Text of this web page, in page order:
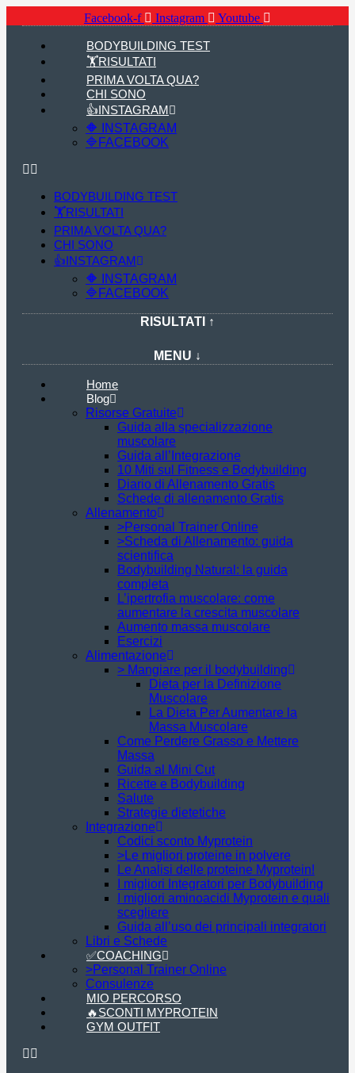
Facebook-f Instagram Youtube
BODYBUILDING TEST
🏋RISULTATI
PRIMA VOLTA QUA?
CHI SONO
👍INSTAGRAM
🔶 INSTAGRAM
🔷FACEBOOK
BODYBUILDING TEST
🏋RISULTATI
PRIMA VOLTA QUA?
CHI SONO
👍INSTAGRAM
🔶 INSTAGRAM
🔷FACEBOOK
RISULTATI ↑
MENU ↓
Home
Blog
Risorse Gratuite
Guida alla specializzazione
muscolare
Guida all’Integrazione
10 Miti sul Fitness e Bodybuilding
Diario di Allenamento Gratis
Schede di allenamento Gratis
Allenamento
>Personal Trainer Online
>Scheda di Allenamento: guida
scientifica
Bodybuilding Natural: la guida
completa
L’ipertrofia muscolare: come
aumentare la crescita muscolare
Aumento massa muscolare
Esercizi
Alimentazione
> Mangiare per il bodybuilding
Dieta per la Definizione
Muscolare
La Dieta Per Aumentare la
Massa Muscolare
Come Perdere Grasso e Mettere
Massa
Guida al Mini Cut
Ricette e Bodybuilding
Salute
Strategie dietetiche
Integrazione
Codici sconto Myprotein
>Le migliori proteine in polvere
Le Analisi delle proteine Myprotein!
I migliori Integratori per Bodybuilding
I migliori aminoacidi Myprotein e quali
scegliere
Guida all’uso dei principali integratori
Libri e Schede
✅COACHING
>Personal Trainer Online
Consulenze
MIO PERCORSO
🔥SCONTI MYPROTEIN
GYM OUTFIT